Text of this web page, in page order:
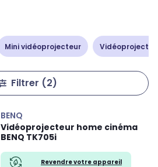
Mini vidéoprojecteur
Filtrer (2)
BENQ
Vidéoprojecteur home cinéma
BENQ TK705i
Revendre votre appareil